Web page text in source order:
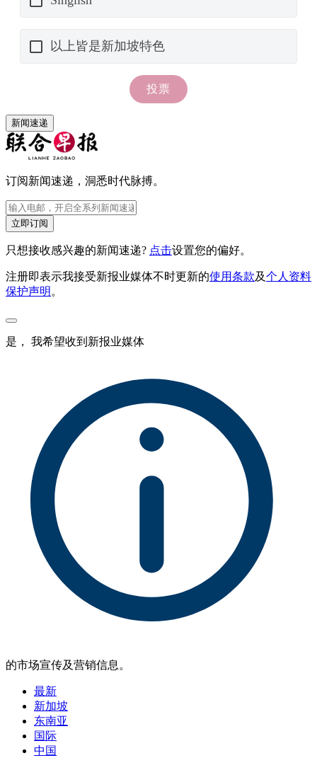
新闻速递
订阅新闻速递，洞悉时代脉搏。
立即订阅
只想接收感兴趣的新闻速递? 点击设置您的偏好。
注册即表示我接受新报业媒体不时更新的使用条款及个人资料
保护声明 。
是， 我希望收到新报业媒体
的市场宣传及营销信息。
最新
新加坡
东南亚
国际
中国